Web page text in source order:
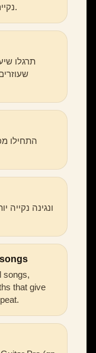
נקיים, כך שלכל חזרה יש צעד הבא ברור.
תרגלו
התחילו
songs,
that give